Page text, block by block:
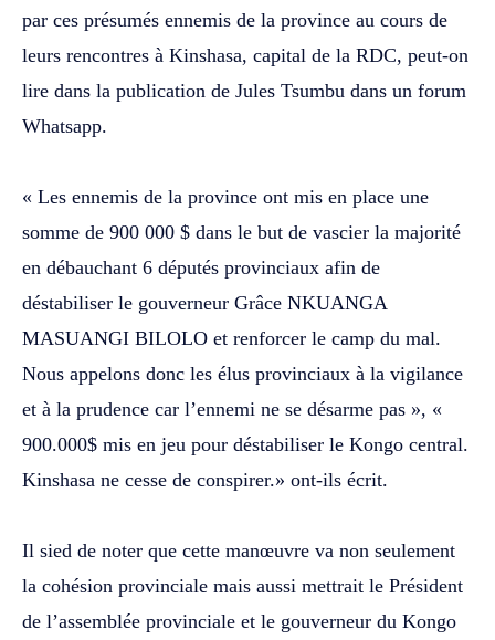
par ces présumés ennemis de la province au cours de
leurs rencontres à Kinshasa, capital de la RDC, peut-on
lire dans la publication de Jules Tsumbu dans un forum
Whatsapp.
‎« Les ennemis de la province ont mis en place une
somme de 900 000 $ dans le but de vascier la majorité
en débauchant 6 députés provinciaux afin de
déstabiliser le gouverneur Grâce NKUANGA
MASUANGI BILOLO et renforcer le camp du mal.
Nous appelons donc les élus provinciaux à la vigilance
et à la prudence car l’ennemi ne se désarme pas », «
900.000$ mis en jeu pour déstabiliser le Kongo central.
Kinshasa ne cesse de conspirer.» ont-ils écrit.
‎Il sied de noter que cette manœuvre va non seulement
la cohésion provinciale mais aussi mettrait le Président
de l’assemblée provinciale et le gouverneur du Kongo